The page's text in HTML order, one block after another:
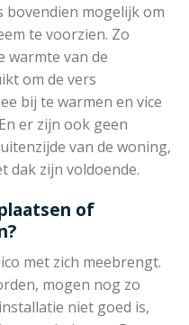
bovendien mogelijk om
te voorzien. Zo
warmte van de
om de vers
bij te warmen en vice
er zijn ook geen
van de woning,
dak zijn voldoende.
of
met zich meebrengt.
mogen nog zo
niet goed is,